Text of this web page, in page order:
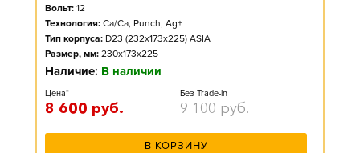
Вольт: 12
Технология: Ca/Ca, Punch, Ag+
Тип корпуса: D23 (232x173x225) ASIA
Размер, мм: 230x173x225
Наличие: В наличии
Цена*
8 600 руб.
Без Trade-in
9 100 руб.
В КОРЗИНУ